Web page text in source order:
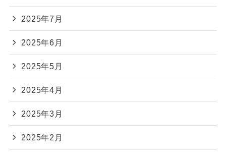
2025年7月
2025年6月
2025年5月
2025年4月
2025年3月
2025年2月